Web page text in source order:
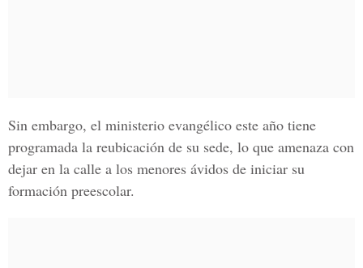
Sin embargo, el ministerio evangélico este año tiene
programada la reubicación de su sede, lo que amenaza con
dejar en la calle a los menores ávidos de iniciar su
formación preescolar.